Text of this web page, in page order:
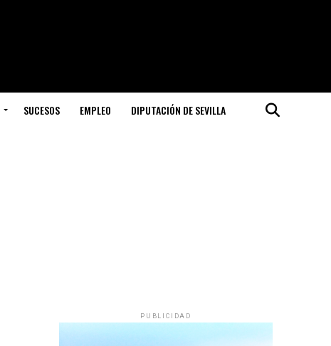
SUCESOS EMPLEO DIPUTACIÓN DE SEVILLA
PUBLICIDAD